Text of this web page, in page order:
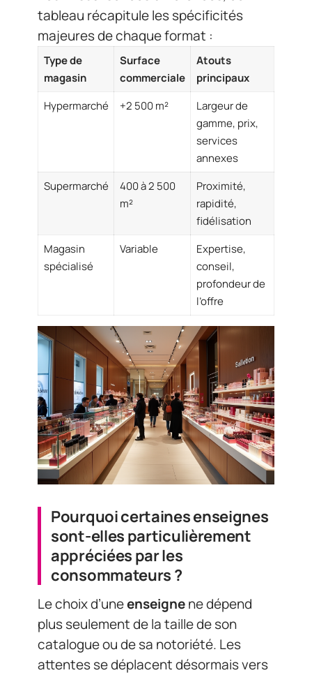
tableau récapitule les spécificités
majeures de chaque format :
Type de
magasin
Surface
commerciale
Atouts
principaux
Hypermarché
+2 500 m²
Largeur de
gamme, prix,
services
annexes
Supermarché
400 à 2 500
m²
Proximité,
rapidité,
fidélisation
Magasin
spécialisé
Variable
Expertise,
conseil,
profondeur de
l’offre
Pourquoi certaines enseignes
sont-elles particulièrement
appréciées par les
consommateurs ?
Le choix d’uneenseignene dépend
plus seulement de la taille de son
catalogue ou de sa notoriété. Les
attentes se déplacent désormais vers